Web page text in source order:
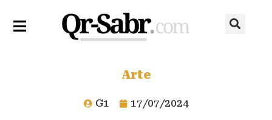
Arte
G1 17/07/2024